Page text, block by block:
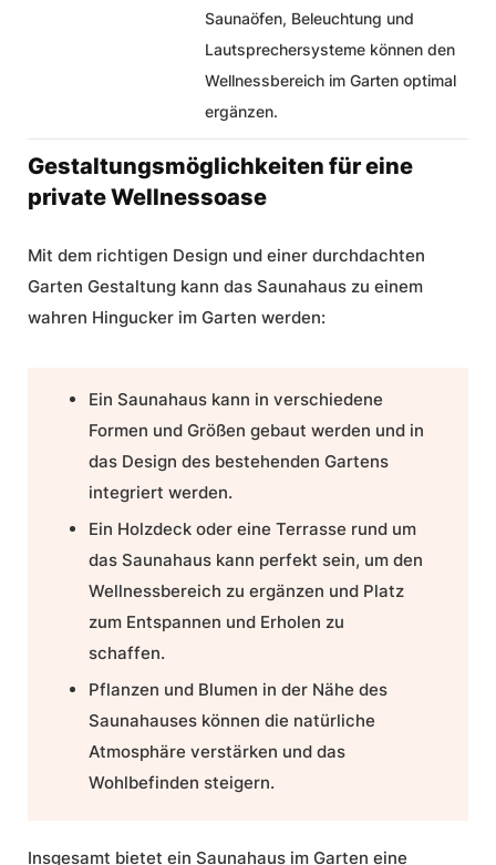
Saunaöfen, Beleuchtung und
Lautsprechersysteme können den
Wellnessbereich im Garten optimal
ergänzen.
Gestaltungsmöglichkeiten für eine
private Wellnessoase
Mit dem richtigen Design und einer durchdachten
Garten Gestaltung kann das Saunahaus zu einem
wahren Hingucker im Garten werden:
Ein Saunahaus kann in verschiedene
Formen und Größen gebaut werden und in
das Design des bestehenden Gartens
integriert werden.
Ein Holzdeck oder eine Terrasse rund um
das Saunahaus kann perfekt sein, um den
Wellnessbereich zu ergänzen und Platz
zum Entspannen und Erholen zu
schaffen.
Pflanzen und Blumen in der Nähe des
Saunahauses können die natürliche
Atmosphäre verstärken und das
Wohlbefinden steigern.
Insgesamt bietet ein Saunahaus im Garten eine